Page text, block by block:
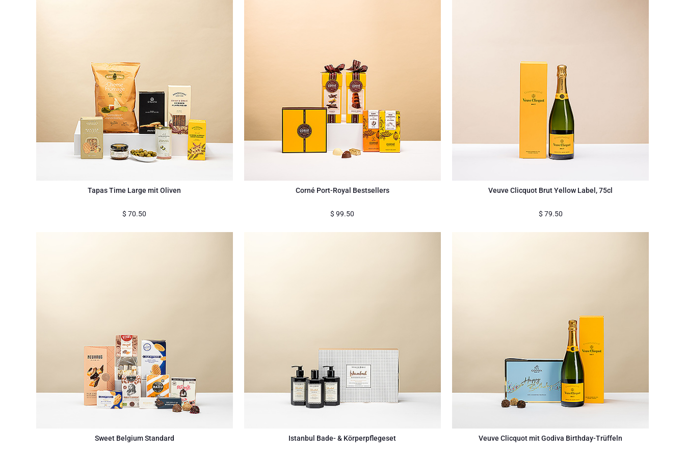
Tapas Time Large mit Oliven
$ 70.50
Corné Port-Royal Bestsellers
$ 99.50
Veuve Clicquot Brut Yellow Label, 75cl
$ 79.50
Sweet Belgium Standard Istanbul Bade- & Körperpflegeset Veuve Clicquot mit Godiva Birthday-Trüffeln